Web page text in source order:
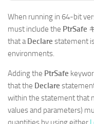
When running in 64-bit
must include the PtrSafe
that a Declare statement
environments.
Adding the PtrSafe
that the Declare
within the statement that
values and parameters)